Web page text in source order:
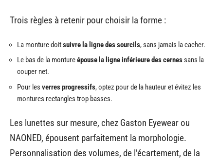
Trois règles à retenir pour choisir la forme :
La monture doitsuivre la ligne des sourcils, sans jamais la cacher.
Le bas de la montureépouse la ligne inférieure des cernessans la
couper net.
Pour les verres progressifs, optez pour de la hauteur et évitez les
montures rectangles trop basses.
Les lunettes sur mesure, chez Gaston Eyewear ou
NAONED, épousent parfaitement la morphologie.
Personnalisation des volumes, de l’écartement, de la